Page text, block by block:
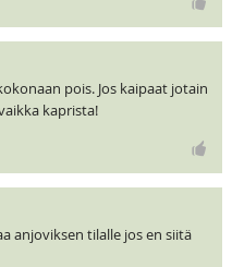
pois. Jos kaipaat jotain
kaprista!
anjoviksen tilalle jos en siitä